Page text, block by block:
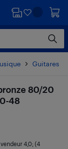
Guitares
80/20
48
4,0; (4